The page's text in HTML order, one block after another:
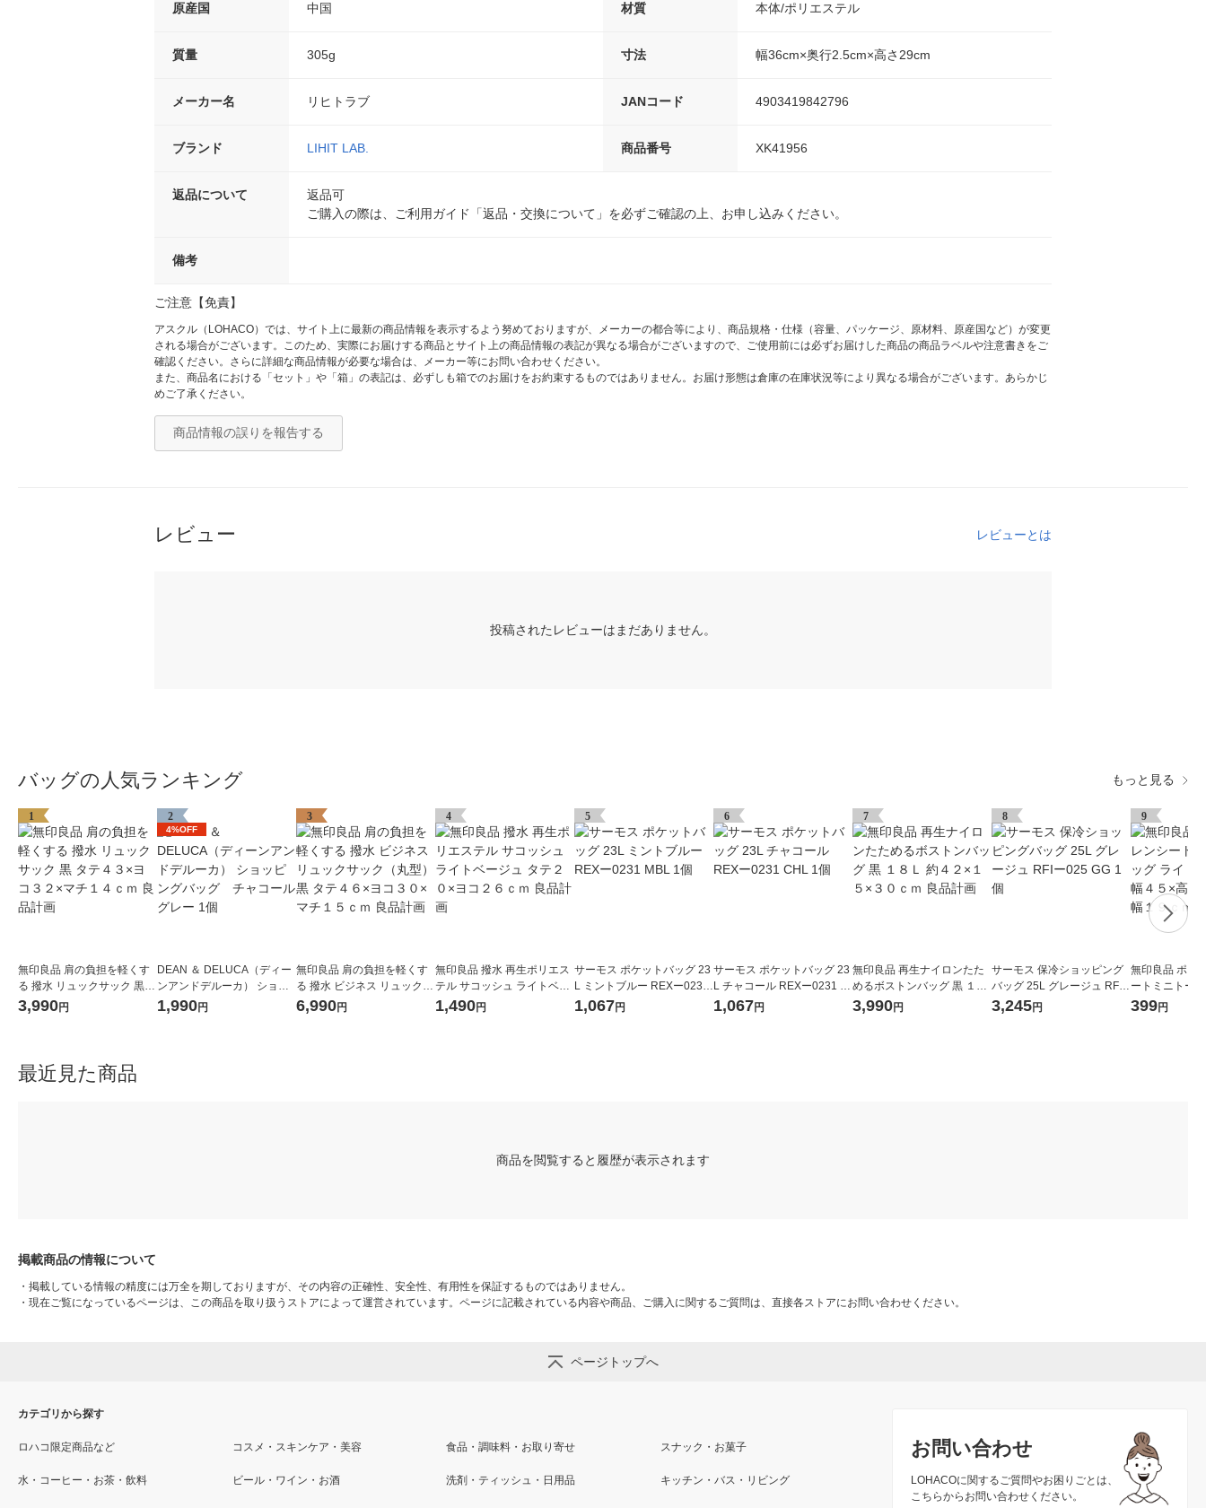
原産国 中国 材質 本体/ポリエステル
質量 305g 寸法 幅36cm×奥行2.5cm×高さ29cm
メーカー名 リヒトラブ JANコード 4903419842796
ブランド LIHIT LAB. 商品番号 XK41956
返品について
返品可
ご購入の際は、ご利用ガイド「返品・交換について」を必ずご確認の上、お申し込みください。
備考
ご注意【免責】
アスクル（LOHACO）では、サイト上に最新の商品情報を表示するよう努めておりますが、メーカーの都合等により、商品規格・仕様（容量、パッケージ、原材料、原産国など）が変更
される場合がございます。このため、実際にお届けする商品とサイト上の商品情報の表記が異なる場合がございますので、ご使用前には必ずお届けした商品の商品ラベルや注意書きをご
確認ください。さらに詳細な商品情報が必要な場合は、メーカー等にお問い合わせください。
また、商品名における「セット」や「箱」の表記は、必ずしも箱でのお届けをお約束するものではありません。お届け形態は倉庫の在庫状況等により異なる場合がございます。あらかじ
めご了承ください。
商品情報の誤りを報告する
レビュー レビューとは
投稿されたレビューはまだありません。
バッグの人気ランキング もっと見る
1
無印良品 肩の負担を軽くす
る 撥水 リュックサック 黒
タテ４３×ヨコ３２×マチ１
3,990円
2
4%OFF
DEAN ＆ DELUCA（ディー
ンアンドデルーカ） ショッ
ピングバッグ チャコール
1,990円
3
無印良品 肩の負担を軽くす
る 撥水 ビジネス リュックサ
ック（丸型） 黒 タテ４６×
6,990円
4
無印良品 撥水 再生ポリエス
テル サコッシュ ライトベー
ジュ タテ２０×ヨコ２６ｃｍ
1,490円
5
サーモス ポケットバッグ 23
L ミントブルー REXー0231
MBL 1個
1,067円
6
サーモス ポケットバッグ 23
L チャコール REXー0231 C
HL 1個
1,067円
7
無印良品 再生ナイロンたた
めるボストンバッグ 黒 １８
Ｌ 約４２×１５×３０ｃｍ 良
3,990円
8
サーモス 保冷ショッピング
バッグ 25L グレージュ RFI
ー025 GG 1個
3,245円
9
無印良品 ポリ
ートミニトー
トベージュ 約
399円
最近見た商品
商品を閲覧すると履歴が表示されます
掲載商品の情報について
・ 掲載している情報の精度には万全を期しておりますが、その内容の正確性、安全性、有用性を保証するものではありません。
・ 現在ご覧になっているページは、この商品を取り扱うストアによって運営されています。ページに記載されている内容や商品、ご購入に関するご質問は、直接各ストアにお問い合わせください。
ページトップへ
お問い合わせ
LOHACOに関するご質問やお困りごとは、
こちらからお問い合わせください。
カテゴリから探す
ロハコ限定商品など コスメ・スキンケア・美容 食品・調味料・お取り寄せ スナック・お菓子
水・コーヒー・お茶・飲料 ビール・ワイン・お酒 洗剤・ティッシュ・日用品 キッチン・バス・リビング